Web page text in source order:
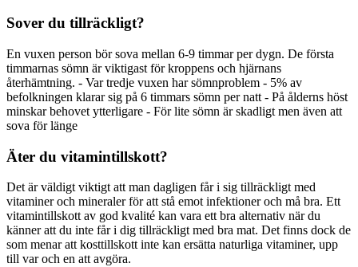
Sover du tillräckligt?
En vuxen person bör sova mellan 6-9 timmar per dygn. De första
timmarnas sömn är viktigast för kroppens och hjärnans
återhämtning. - Var tredje vuxen har sömnproblem - 5% av
befolkningen klarar sig på 6 timmars sömn per natt - På ålderns höst
minskar behovet ytterligare - För lite sömn är skadligt men även att
sova för länge
Äter du vitamintillskott?
Det är väldigt viktigt att man dagligen får i sig tillräckligt med
vitaminer och mineraler för att stå emot infektioner och må bra. Ett
vitamintillskott av god kvalité kan vara ett bra alternativ när du
känner att du inte får i dig tillräckligt med bra mat. Det finns dock de
som menar att kosttillskott inte kan ersätta naturliga vitaminer, upp
till var och en att avgöra.